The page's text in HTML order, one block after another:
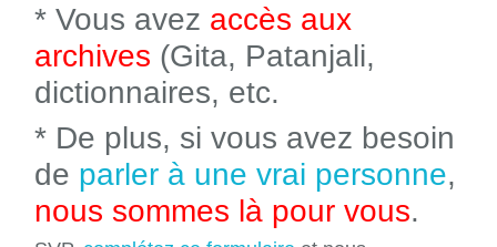
* Vous avez accès aux
archives (Gita, Patanjali,
dictionnaires, etc.
* De plus, si vous avez besoin
de parler à une vrai personne,
nous sommes là pour vous.